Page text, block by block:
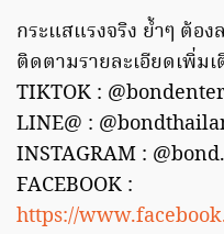
กระแสแรงจริง ย้ำๆ ต้อง
ติดตามรายละเอียดเพิ่ม
TIKTOK :
LINE@ :
INSTAGRAM :
FACEBOOK :
https://